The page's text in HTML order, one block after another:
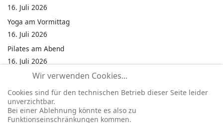
16. Juli 2026
Yoga am Vormittag
16. Juli 2026
Pilates am Abend
16. Juli 2026
Jumping Fitness Intervall
16. Juli 2026
Jumping Fitness Erwachsene
16. Juli 2026
Wir verwenden Cookies...
Cookies sind für den technischen Betrieb dieser Seite leider
unverzichtbar.
Bei einer Ablehnung könnte es also zu
Funktionseinschränkungen kommen.